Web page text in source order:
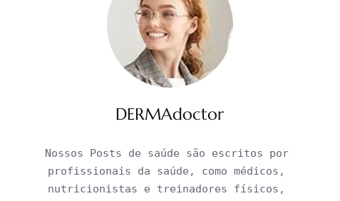
DERMAdoctor
Nossos Posts de saúde são escritos por
profissionais da saúde, como médicos,
nutricionistas e treinadores físicos,